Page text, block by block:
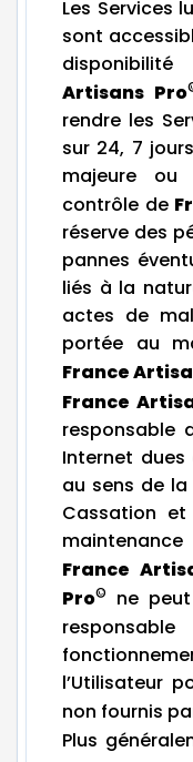
Les Services
sont
Artisans Pro
rendre les
sur 24, 7
majeure ou
contrôle de
réserve des
pannes
liés à la
actes de
portée au
France
France
responsable
Internet
au sens de
Cassation
France
Pro©
ne
l’Utilisateur
non fournis
Plus